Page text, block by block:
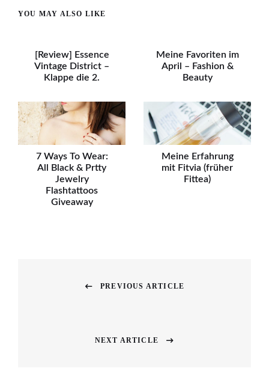
YOU MAY ALSO LIKE
[Review] Essence
Vintage District –
Klappe die 2.
Meine Favoriten im
April – Fashion &
Beauty
7 Ways To Wear:
All Black & Prtty
Jewelry
Flashtattoos
Giveaway
Meine Erfahrung
mit Fitvia (früher
Fittea)
PREVIOUS ARTICLE
NEXT ARTICLE